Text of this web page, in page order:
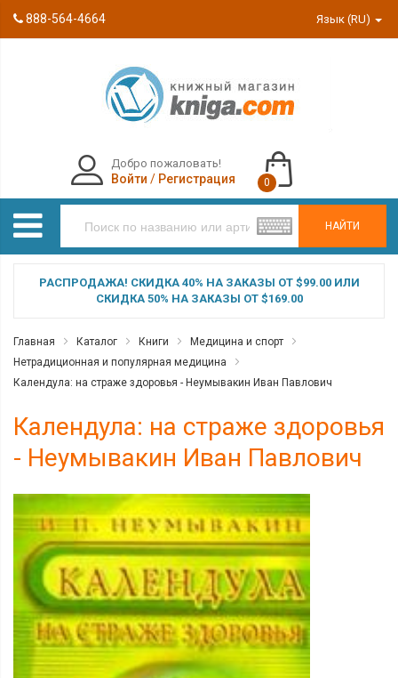
888-564-4664 Язык (RU)
НАЙТИ
Добро пожаловать!
Войти / Регистрация 0
РАСПРОДАЖА! СКИДКА 40% НА ЗАКАЗЫ ОТ $99.00 ИЛИ
СКИДКА 50% НА ЗАКАЗЫ ОТ $169.00
Главная Каталог Книги
Медицина и спорт
Нетрадиционная и популярная медицина
Календула: на страже здоровья - Неумывакин Иван Павлович
Календула: на страже здоровья
- Неумывакин Иван Павлович